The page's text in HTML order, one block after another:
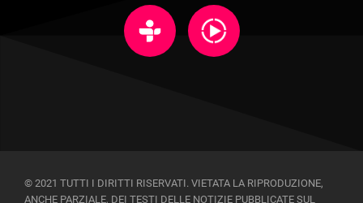
© 2021 TUTTI I DIRITTI RISERVATI. VIETATA LA RIPRODUZIONE,
ANCHE PARZIALE, DEI TESTI DELLE NOTIZIE PUBBLICATE SUL